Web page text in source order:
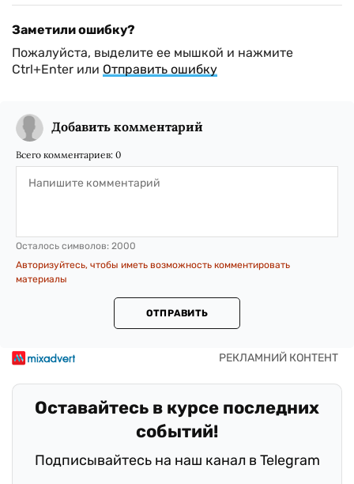
Заметили ошибку?
Пожалуйста, выделите ее мышкой и нажмите
Ctrl+Enter или Отправить ошибку
Добавить комментарий
Всего комментариев: 0
Осталось символов: 2000
Авторизуйтесь, чтобы иметь возможность комментировать
материалы
ОТПРАВИТЬ
Оставайтесь в курсе последних
событий!
Подписывайтесь на наш канал в Telegram